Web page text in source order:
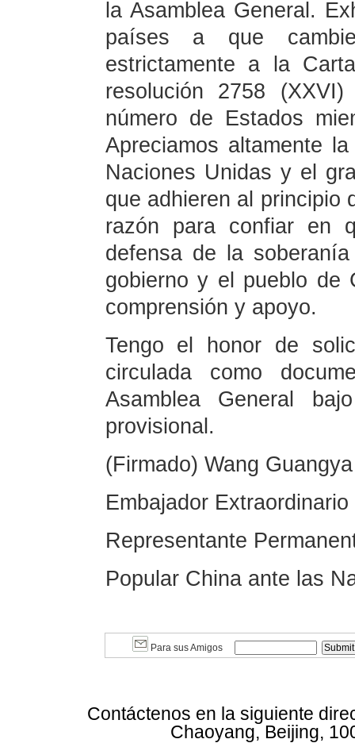
la Asamblea General.
países a que
estrictamente a la
resolución 2758
número de Estados
Apreciamos altamente
Naciones Unidas y el
que adhieren al principio
razón para confiar en
defensa de la
gobierno y el pueblo de
comprensión y apoyo.
Tengo el honor de
circulada como
Asamblea General
provisional.
(Firmado) Wang Guangya
Embajador
Representante
Popular China ante las
Para sus Amigos
Contáctenos en la siguiente
Chaoyang, Beijing,